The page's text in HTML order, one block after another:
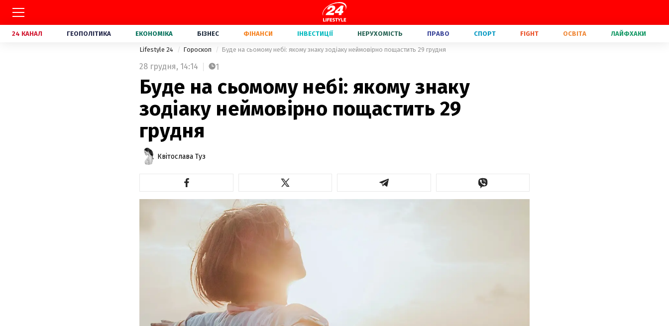
24 КАНАЛ ГЕОПОЛІТИКА ЕКОНОМІКА БІЗНЕС ФІНАНСИ ІНВЕСТИЦІЇ НЕРУХОМІСТЬ ПРАВО СПОРТ FIGHT ОСВІТА ЛАЙФХАКИ
Lifestyle 24 Гороскоп Буде на сьомому небі: якому знаку зодіаку неймовірно пощастить 29 грудня
28 грудня, 14:14 1
Буде на сьомому небі: якому знаку
зодіаку неймовірно пощастить 29
грудня
Квітослава Туз